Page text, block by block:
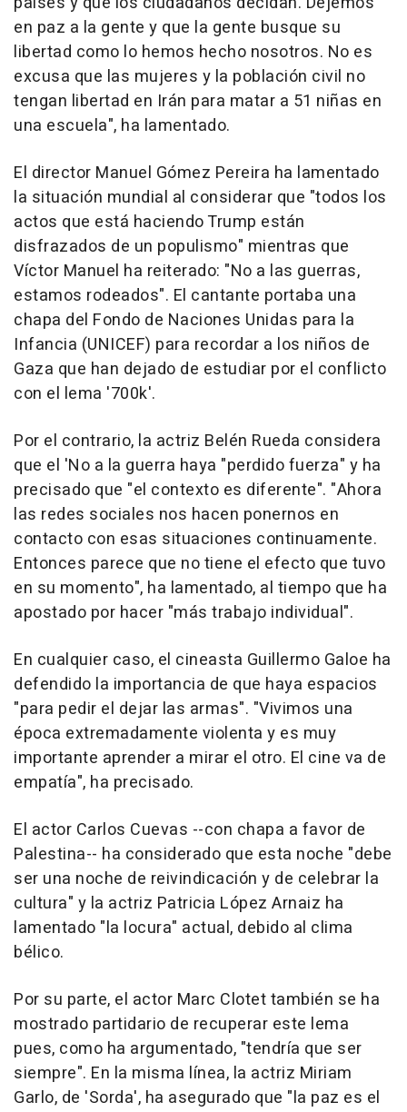
en paz a la gente y que la gente busque su
libertad como lo hemos hecho nosotros. No es
excusa que las mujeres y la población civil no
tengan libertad en Irán para matar a 51 niñas en
una escuela", ha lamentado.
El director Manuel Gómez Pereira ha lamentado
la situación mundial al considerar que "todos los
actos que está haciendo Trump están
disfrazados de un populismo" mientras que
Víctor Manuel ha reiterado: "No a las guerras,
estamos rodeados". El cantante portaba una
chapa del Fondo de Naciones Unidas para la
Infancia (UNICEF) para recordar a los niños de
Gaza que han dejado de estudiar por el conflicto
con el lema '700k'.
Por el contrario, la actriz Belén Rueda considera
que el 'No a la guerra haya "perdido fuerza" y ha
precisado que "el contexto es diferente". "Ahora
las redes sociales nos hacen ponernos en
contacto con esas situaciones continuamente.
Entonces parece que no tiene el efecto que tuvo
en su momento", ha lamentado, al tiempo que ha
apostado por hacer "más trabajo individual".
En cualquier caso, el cineasta Guillermo Galoe ha
defendido la importancia de que haya espacios
"para pedir el dejar las armas". "Vivimos una
época extremadamente violenta y es muy
importante aprender a mirar el otro. El cine va de
empatía", ha precisado.
El actor Carlos Cuevas --con chapa a favor de
Palestina-- ha considerado que esta noche "debe
ser una noche de reivindicación y de celebrar la
cultura" y la actriz Patricia López Arnaiz ha
lamentado "la locura" actual, debido al clima
bélico.
Por su parte, el actor Marc Clotet también se ha
mostrado partidario de recuperar este lema
pues, como ha argumentado, "tendría que ser
siempre". En la misma línea, la actriz Miriam
Garlo, de 'Sorda', ha asegurado que "la paz es el